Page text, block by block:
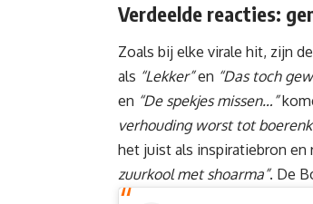
Verdeelde reacties:
Zoals bij elke virale hit, zijn
als “Lekker”en “Das toch
en “De spekjes missen…”
verhouding worst tot
het juist als inspiratiebron en
zuurkool met shoarma”. De